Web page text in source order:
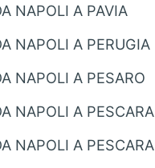
NAPOLI A PAVIA
NAPOLI A PERUGIA
NAPOLI A PESARO
NAPOLI A PESCARA
NAPOLI A PESCARA